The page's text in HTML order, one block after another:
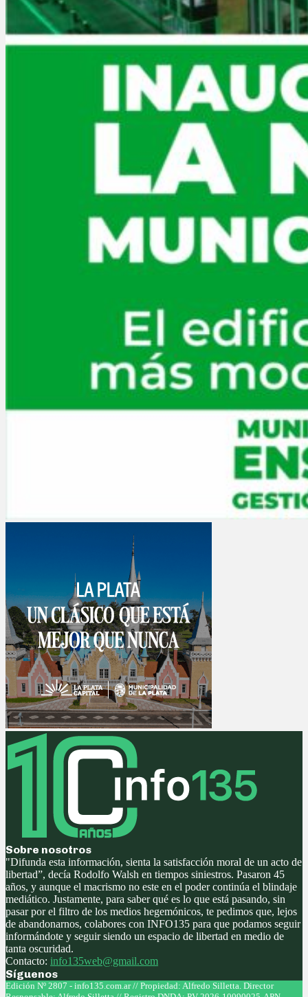
Sobre nosotros
"Difunda esta información, sienta la satisfacción moral de un acto de
libertad”, decía Rodolfo Walsh en tiempos siniestros. Pasaron 45
años, y aunque el macrismo no este en el poder continúa el blindaje
mediático. Justamente, para saber qué es lo que está pasando, sin
pasar por el filtro de los medios hegemónicos, te pedimos que, lejos
de abandonarnos, colabores con INFO135 para que podamos seguir
informándote y seguir siendo un espacio de libertad en medio de
tanta oscuridad.
Contacto: info135web@gmail.com
Síguenos
Facebook
Twitter
Instagram
Youtube
Edición Nº 2807 - info135.com.ar // Propiedad: Alfredo Silletta. Director